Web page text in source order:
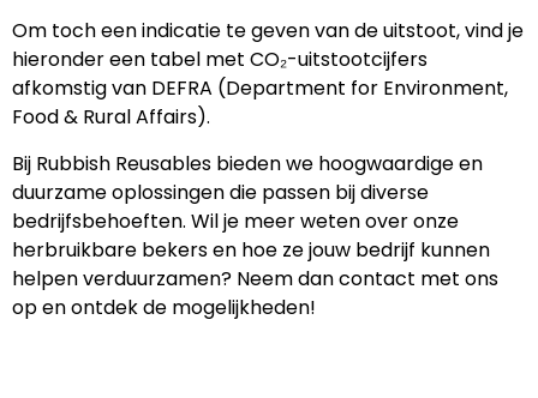
Om toch een indicatie te geven van de uitstoot, vind je
hieronder een tabel met CO₂-uitstootcijfers
afkomstig van DEFRA (Department for Environment,
Food & Rural Affairs).
Bij Rubbish Reusables bieden we hoogwaardige en
duurzame oplossingen die passen bij diverse
bedrijfsbehoeften. Wil je meer weten over onze
herbruikbare bekers en hoe ze jouw bedrijf kunnen
helpen verduurzamen? Neem dan contact met ons
op en ontdek de mogelijkheden!